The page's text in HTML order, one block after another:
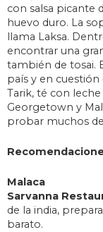
con salsa picante
huevo duro. La
llama Laksa.
encontrar una
también de tosai.
país y en
Tarik, té con
Georgetown y
probar muchos
Malaca
Sarvanna
de la india,
barato.